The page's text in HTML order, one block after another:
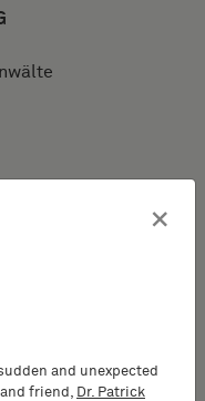
×
and unexpected
friend, Dr. Patrick